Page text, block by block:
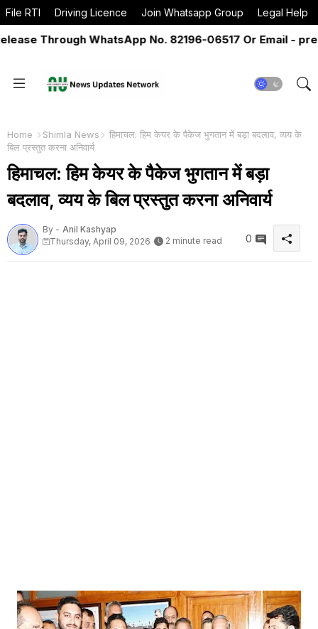
File RTI Driving Licence Join Whatsapp Group Legal Help
Through WhatsApp No. 82196-06517 Or Email -
Home Shimla News
हिमाचल: हिम केयर के पैकेज भुगतान में बड़ा बदलाव, व्यय के
बिल प्रस्तुत करना अनिवार्य
हिमाचल: हिम केयर के पैकेज भुगतान में बड़ा
बदलाव, व्यय के बिल प्रस्तुत करना अनिवार्य
By - Anil Kashyap
Thursday, April 09, 2026
2 minute read 0